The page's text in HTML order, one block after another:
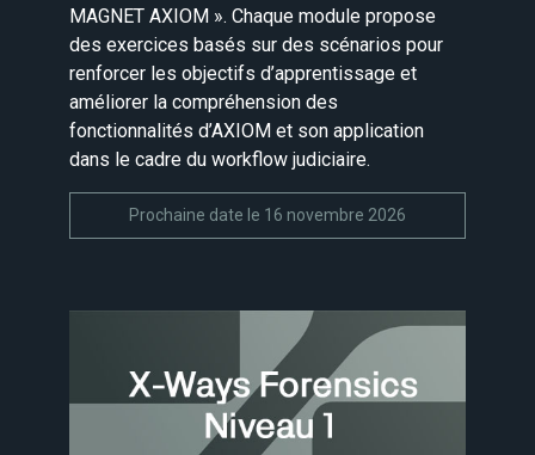
MAGNET AXIOM ». Chaque module propose
des exercices basés sur des scénarios pour
renforcer les objectifs d’apprentissage et
améliorer la compréhension des
fonctionnalités d’AXIOM et son application
dans le cadre du workflow judiciaire.
Prochaine date le 16 novembre 2026